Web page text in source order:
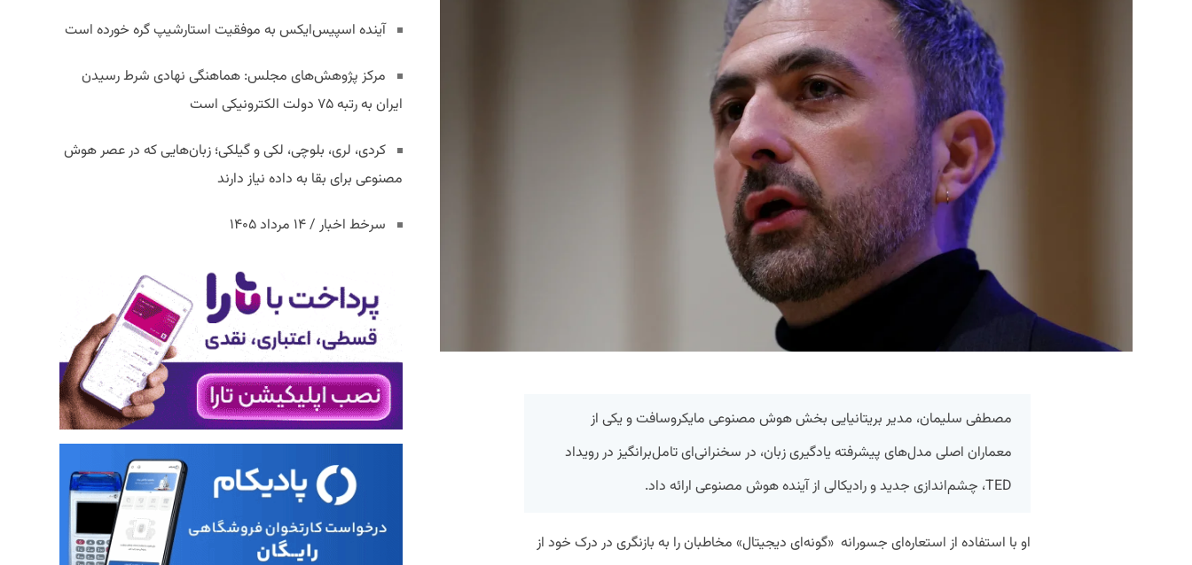
مصطفی سلیمان، مدیر بریتانیایی بخش هوش مصنوعی مایکروسافت و یکی از
معماران اصلی مدل‌های پیشرفته یادگیری زبان، در سخنرانی‌ای تامل‌برانگیز در رویداد
TED، چشم‌اندازی جدید و رادیکالی از آینده هوش مصنوعی ارائه داد.
او با استفاده از استعاره‌ای جسورانه «گونه‌ای دیجیتال» مخاطبان را به بازنگری در درک خود از
آینده اسپیس‌ایکس به موفقیت استارشیپ گره خورده است
مرکز پژوهش‌های مجلس: هماهنگی نهادی شرط رسیدن
ایران به رتبه ۷۵ دولت الکترونیکی است
کردی، لری، بلوچی، لکی و گیلکی؛ زبان‌هایی که در عصر هوش
مصنوعی برای بقا به داده نیاز دارند
سرخط اخبار / ۱۴ مرداد ۱۴۰۵